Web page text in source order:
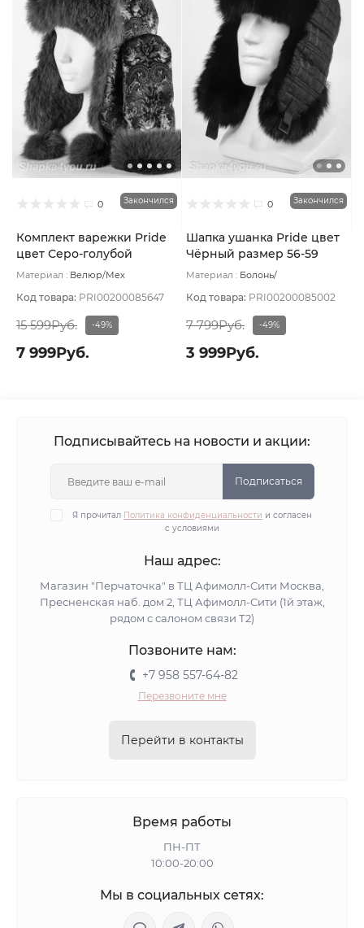
0 Закончился
Комплект варежки Pride
цвет Серо-голубой
размер UNI
Материал : Велюр/Мех
Код товара: PRI00200085647
15 599Руб. -49%
7 999Руб.
0 Закончился
Шапка ушанка Pride цвет
Чёрный размер 56-59
Материал : Болонь/
натуральный
Подклад: Мех
натуральный
Код товара: PRI00200085002
7 799Руб. -49%
3 999Руб.
Подписывайтесь на новости и акции:
Подписаться
Я прочитал Политика конфиденциальности и согласен
с условиями
Наш адрес:
Магазин "Перчаточка" в ТЦ Афимолл-Сити Москва,
Пресненская наб. дом 2, ТЦ Афимолл-Сити (1й этаж,
рядом с салоном связи Т2)
Позвоните нам:
+7 958 557-64-82
Перезвоните мне
Перейти в контакты
Время работы
ПН-ПТ
10:00-20:00
Мы в социальных сетях: